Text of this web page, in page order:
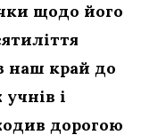
щодо його
наш край до
учнів і
дорогою